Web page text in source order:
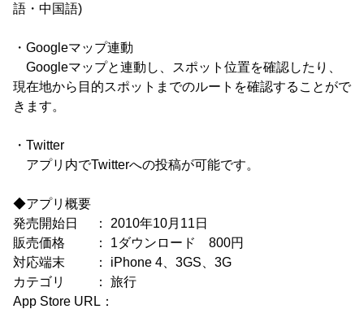
語・中国語)
・Googleマップ連動
Googleマップと連動し、スポット位置を確認したり、
現在地から目的スポットまでのルートを確認することがで
きます。
・Twitter
アプリ内でTwitterへの投稿が可能です。
◆アプリ概要
発売開始日 ： 2010年10月11日
販売価格 ： 1ダウンロード 800円
対応端末 ： iPhone 4、3GS、3G
カテゴリ ： 旅行
App Store URL：